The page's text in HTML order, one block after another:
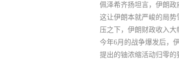
佩泽希齐扬坦言，伊朗政
这让伊朗本就严峻的局
压之下，伊朗财政收入
今年6月的战争爆发后，
提出的铀浓缩活动归零的